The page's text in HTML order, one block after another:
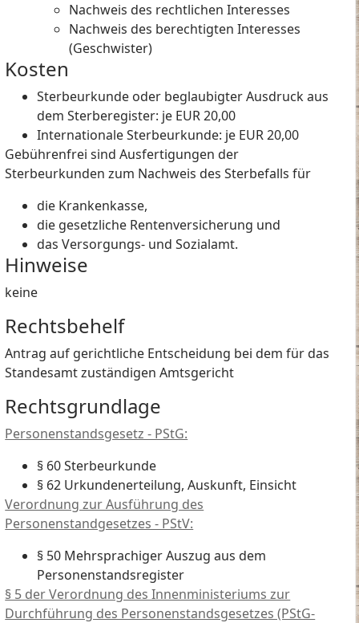
Nachweis des rechtlichen Interesses
Nachweis des berechtigten Interesses
(Geschwister)
Kosten
Sterbeurkunde oder beglaubigter Ausdruck aus
dem Sterberegister: je EUR 20,00
Internationale Sterbeurkunde: je EUR 20,00
Gebührenfrei sind Ausfertigungen der
Sterbeurkunden zum Nachweis des Sterbefalls für
die Krankenkasse,
die gesetzliche Rentenversicherung und
das Versorgungs- und Sozialamt.
Hinweise
keine
Rechtsbehelf
Antrag auf gerichtliche Entscheidung bei dem für das
Standesamt zuständigen Amtsgericht
Rechtsgrundlage
Personenstandsgesetz - PStG:
§ 60 Sterbeurkunde
§ 62 Urkundenerteilung, Auskunft, Einsicht
Verordnung zur Ausführung des
Personenstandgesetzes - PStV:
§ 50 Mehrsprachiger Auszug aus dem
Personenstandsregister
§ 5 der Verordnung des Innenministeriums zur
Durchführung des Personenstandsgesetzes (PStG-